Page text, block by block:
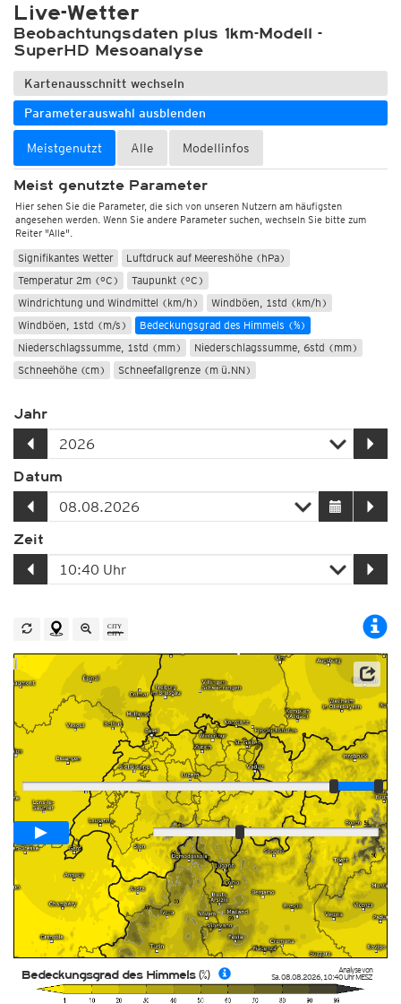
Live-Wetter
Beobachtungsdaten plus 1km-Modell -
SuperHD Mesoanalyse
Kartenausschnitt wechseln
Parameterauswahl ausblenden
Meistgenutzt Alle Modellinfos
Meist genutzte Parameter
Hier sehen Sie die Parameter, die sich von unseren Nutzern am häufigsten
angesehen werden. Wenn Sie andere Parameter suchen, wechseln Sie bitte zum
Reiter "Alle".
Signifikantes Wetter
Luftdruck auf Meereshöhe (hPa)
Temperatur 2m (°C)
Taupunkt (°C)
Windrichtung und Windmittel (km/h)
Windböen, 1std (km/h)
Windböen, 1std (m/s)
Bedeckungsgrad des Himmels (%)
Niederschlagssumme, 1std (mm)
Niederschlagssumme, 6std (mm)
Schneehöhe (cm)
Schneefallgrenze (m ü.NN)
Jahr
Datum
Zeit
Analyse von
Sa. 08.08.2026,10:40 UhrMESZ
Bedeckungsgrad des Himmels (%)
Player
Animationsspanne 02:00h
Schnell
Langsam